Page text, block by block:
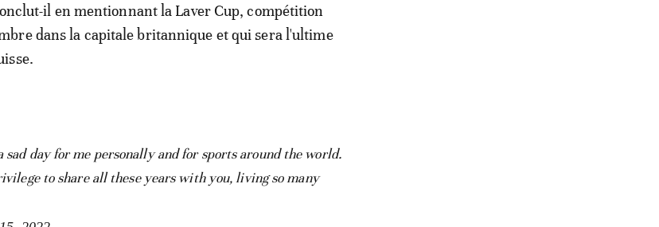
il en mentionnant la Laver Cup, compétition
dans la capitale britannique et qui sera l'ultime
sad day for me personally and for sports around the world.
to share all these years with you, living so many